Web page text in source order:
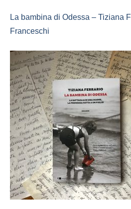
La bambina di Odessa – Tiziana
Franceschi